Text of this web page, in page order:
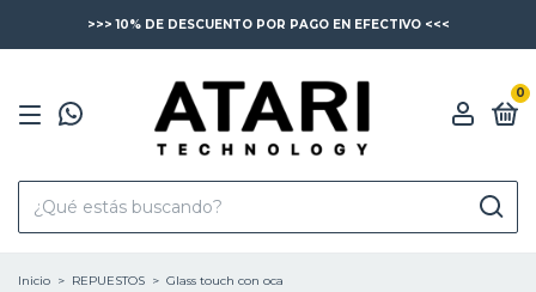
>>> 10% DE DESCUENTO POR PAGO EN EFECTIVO <<<
0
Inicio > REPUESTOS > Glass touch con oca